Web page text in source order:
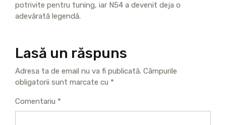
potrivite pentru tuning, iar N54 a devenit deja o
adevărată legendă.
Lasă un răspuns
Adresa ta de email nu va fi publicată. Câmpurile
obligatorii sunt marcate cu *
Comentariu *